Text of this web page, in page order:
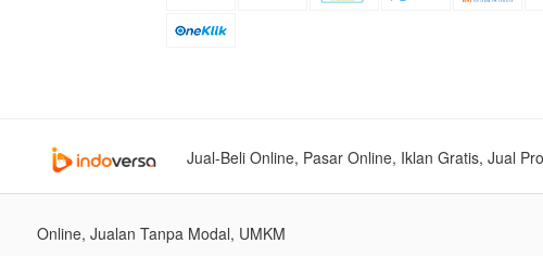
Jual-Beli Online, Pasar Online, Iklan Gratis, Jual
Online, Jualan Tanpa Modal, UMKM